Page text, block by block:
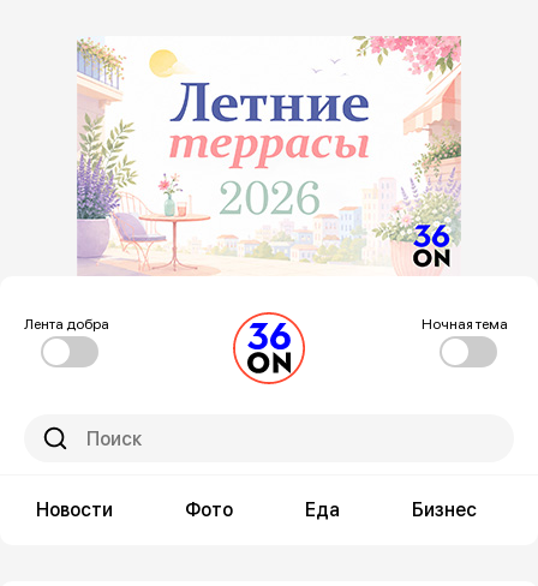
Лента добра Ночная тема
Новости Фото Еда Бизнес